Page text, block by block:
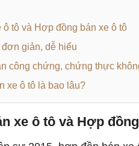
ô tô và Hợp đồng bán xe ô tô
giản, dễ hiểu
công chứng, chứng thực
xe ô tô là bao lâu?
xe ô tô và Hợp